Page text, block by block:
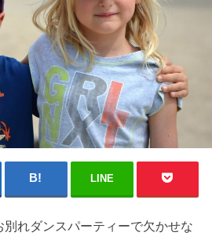
LINE
れダンスパーティーで欠かせな